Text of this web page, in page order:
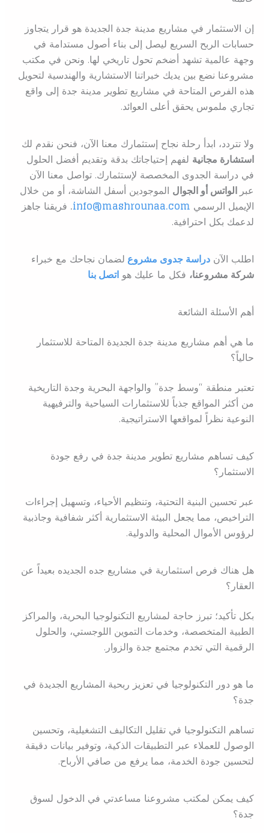
إن الاستثمار في مشاريع مدينة جدة الجديدة هو قرار يتجاوز
حسابات الربح السريع ليصل إلى بناء أصول مستدامة في
وجهة عالمية تشهد أضخم تحول تاريخي لها. ونحن في مكتب
مشروعنا نضع بين يديك خبراتنا الاستشارية والهندسية لتحويل
هذه الفرص المتاحة في مشاريع تطوير مدينة جدة إلى واقع
تجاري ملموس يحقق أعلى العوائد.
ولا تتردد، ابدأ رحلة نجاح إستثمارك معنا الآن، فنحن نقدم لك
استشارة مجانيةلفهم إحتياجاتك بدقة وتقديم أفضل الحلول
في دراسة الجدوى المخصصة لإستثمارك. تواصل معنا الآن
عبرالواتس أو الجوالالموجودين أسفل الشاشة، أو من خلال
الإيميل الرسمي info@mashrounaa.com
.فريقنا جاهز
لدعمك بكل احترافية.
اطلب الآن دراسة جدوى مشروع لضمان نجاحك مع خبراء
شركة مشروعنا،فكل ما عليك هو اتصل بنا
أهم الأسئلة الشائعة
ما هي أهم مشاريع مدينة جدة الجديدة المتاحة للاستثمار
حالياً؟
تعتبر منطقة “وسط جدة” والواجهة البحرية وجدة التاريخية
من أكثر المواقع جذباً للاستثمارات السياحية والترفيهية
النوعية نظراً لمواقعها الاستراتيجية.
كيف تساهم مشاريع تطوير مدينة جدة في رفع جودة
الاستثمار؟
عبر تحسين البنية التحتية، وتنظيم الأحياء، وتسهيل إجراءات
التراخيص، مما يجعل البيئة الاستثمارية أكثر شفافية وجاذبية
لرؤوس الأموال المحلية والدولية.
هل هناك فرص استثمارية في مشاريع جده الجديده بعيداً عن
العقار؟
بكل تأكيد؛ تبرز حاجة لمشاريع التكنولوجيا البحرية، والمراكز
الطبية المتخصصة، وخدمات التموين اللوجستي، والحلول
الرقمية التي تخدم مجتمع جدة والزوار.
ما هو دور التكنولوجيا في تعزيز ربحية المشاريع الجديدة في
جدة؟
تساهم التكنولوجيا في تقليل التكاليف التشغيلية، وتحسين
الوصول للعملاء عبر التطبيقات الذكية، وتوفير بيانات دقيقة
لتحسين جودة الخدمة، مما يرفع من صافي الأرباح.
كيف يمكن لمكتب مشروعنا مساعدتي في الدخول لسوق
جدة؟